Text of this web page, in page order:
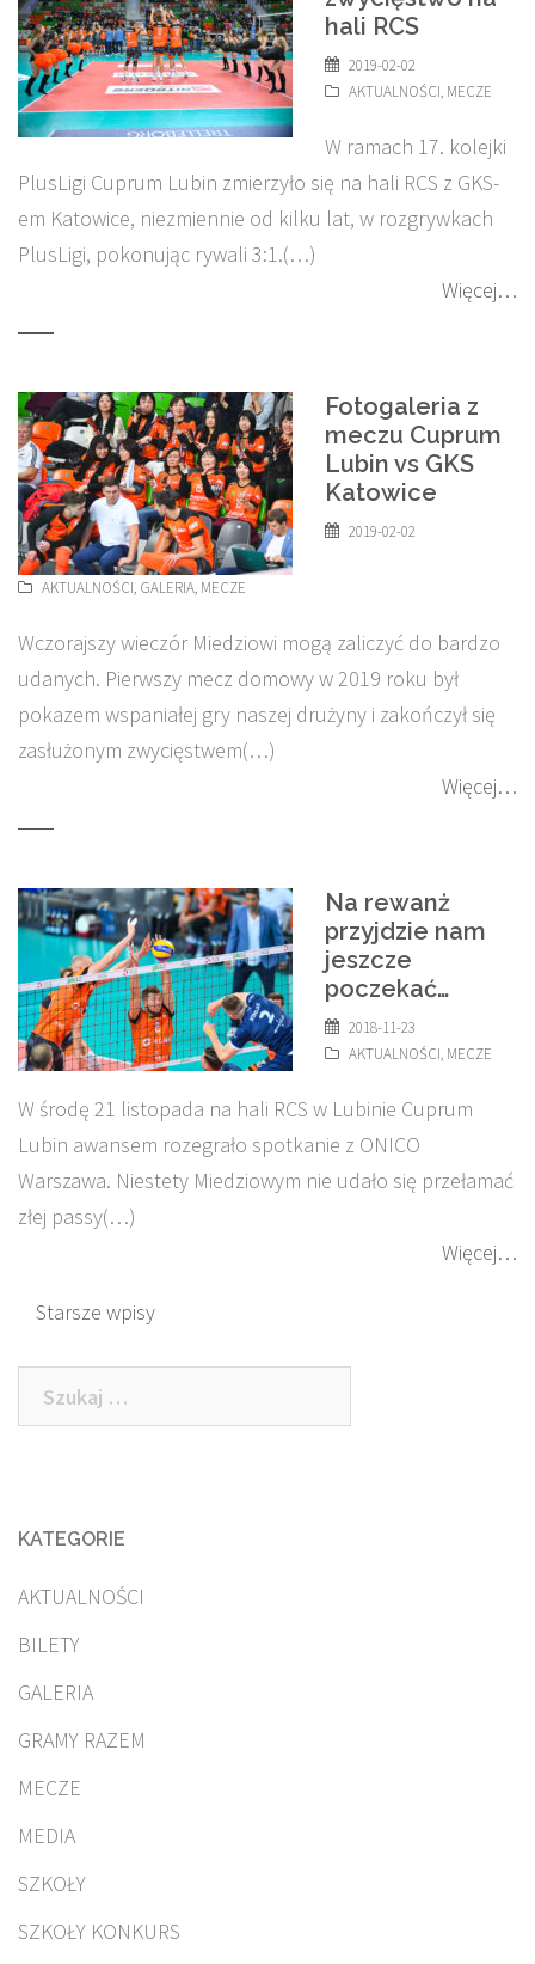
hali RCS
2019-02-02
AKTUALNOŚCI, MECZE
W ramach 17. kolejki
PlusLigi Cuprum Lubin zmierzyło się na hali RCS z GKS-
em Katowice, niezmiennie od kilku lat, w rozgrywkach
PlusLigi, pokonując rywali 3:1.(…)
Więcej…
Fotogaleria z
meczu Cuprum
Lubin vs GKS
Katowice
2019-02-02
AKTUALNOŚCI, GALERIA, MECZE
Wczorajszy wieczór Miedziowi mogą zaliczyć do bardzo
udanych. Pierwszy mecz domowy w 2019 roku był
pokazem wspaniałej gry naszej drużyny i zakończył się
zasłużonym zwycięstwem(…)
Więcej…
Na rewanż
przyjdzie nam
jeszcze
poczekać…
2018-11-23
AKTUALNOŚCI, MECZE
W środę 21 listopada na hali RCS w Lubinie Cuprum
Lubin awansem rozegrało spotkanie z ONICO
Warszawa. Niestety Miedziowym nie udało się przełamać
złej passy(…)
Więcej…
Nawigacja
po
wpisach
Starsze wpisy
Szukaj:
KATEGORIE
AKTUALNOŚCI
BILETY
GALERIA
GRAMY RAZEM
MECZE
MEDIA
SZKOŁY
SZKOŁY KONKURS